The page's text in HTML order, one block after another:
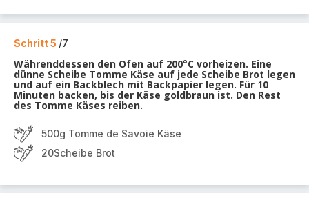
Schritt 5 /7
Währenddessen den Ofen auf 200°C vorheizen. Eine
dünne Scheibe Tomme Käse auf jede Scheibe Brot legen
und auf ein Backblech mit Backpapier legen. Für 10
Minuten backen, bis der Käse goldbraun ist. Den Rest
des Tomme Käses reiben.
500g Tomme de Savoie Käse
20Scheibe Brot